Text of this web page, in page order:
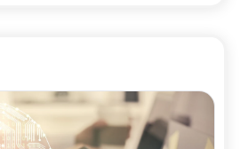
ก, สินค้า E-Commerce, การย้าย
กระจายสินค้าเข้าสู่ตัวเมืองที่ซอย
รับน้ำหนักได้ประมาณ 5-7 ตัน ความ
ร สามารถจัดเรียงสินค้าบนพาเลท
ะพาเจาะลึกรูปแบบ Layout คลัง
มนิยมมากที่สุดในระดับสากล เพื่อให้คุณ
ที่จะช่วยรีดประสิทธิภาพการทำงาน
Layout คลัง